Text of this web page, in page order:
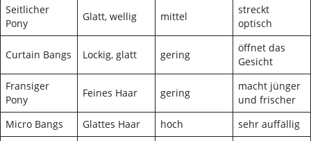
Seitlicher
Pony
Glatt, wellig mittel
streckt
optisch
Curtain Bangs Lockig, glatt gering
öffnet das
Gesicht
Fransiger
Pony
Feines Haar gering
macht jünger
und frischer
Micro Bangs
Glattes Haar hoch
sehr auffällig